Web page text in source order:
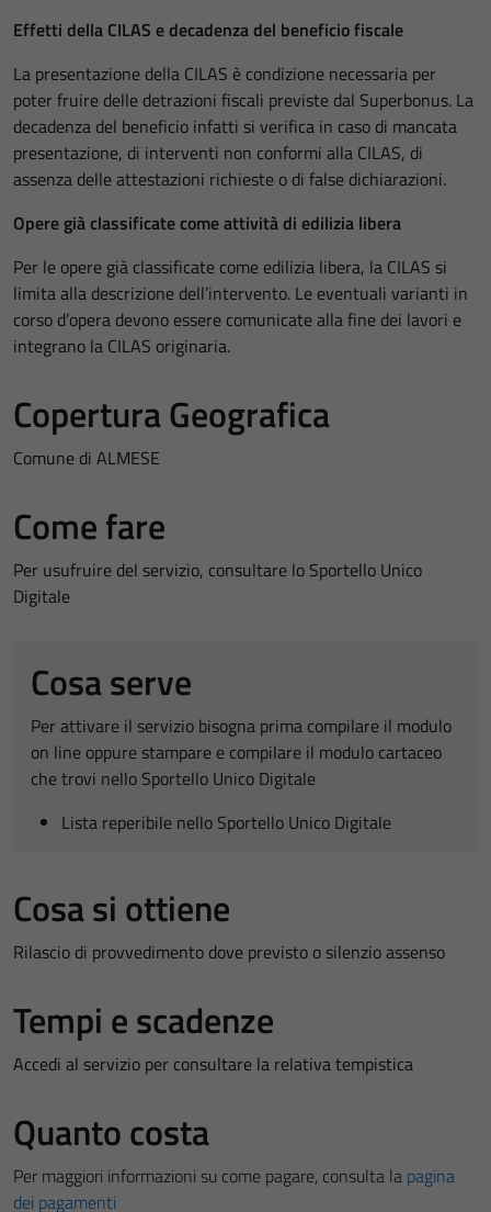
Effetti della CILAS e decadenza del beneficio fiscale
La presentazione della CILAS è condizione necessaria per
poter fruire delle detrazioni fiscali previste dal Superbonus. La
decadenza del beneficio infatti si verifica in caso di mancata
presentazione, di interventi non conformi alla CILAS, di
assenza delle attestazioni richieste o di false dichiarazioni.
Opere già classificate come attività di edilizia libera
Per le opere già classificate come edilizia libera, la CILAS si
limita alla descrizione dell’intervento. Le eventuali varianti in
corso d’opera devono essere comunicate alla fine dei lavori e
integrano la CILAS originaria.
Copertura Geografica
Comune di ALMESE
Come fare
Per usufruire del servizio, consultare lo Sportello Unico
Digitale
Cosa serve
Per attivare il servizio bisogna prima compilare il modulo
on line oppure stampare e compilare il modulo cartaceo
che trovi nello Sportello Unico Digitale
Lista reperibile nello Sportello Unico Digitale
Cosa si ottiene
Rilascio di provvedimento dove previsto o silenzio assenso
Tempi e scadenze
Accedi al servizio per consultare la relativa tempistica
Quanto costa
Per maggiori informazioni su come pagare, consulta la pagina
dei pagamenti